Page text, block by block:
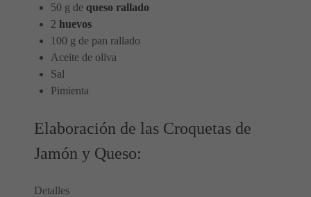
50 g de queso rallado
2 huevos
100 g de pan rallado
Aceite de oliva
Sal
Pimienta
Elaboración de las Croquetas de
Jamón y Queso:
Detalles